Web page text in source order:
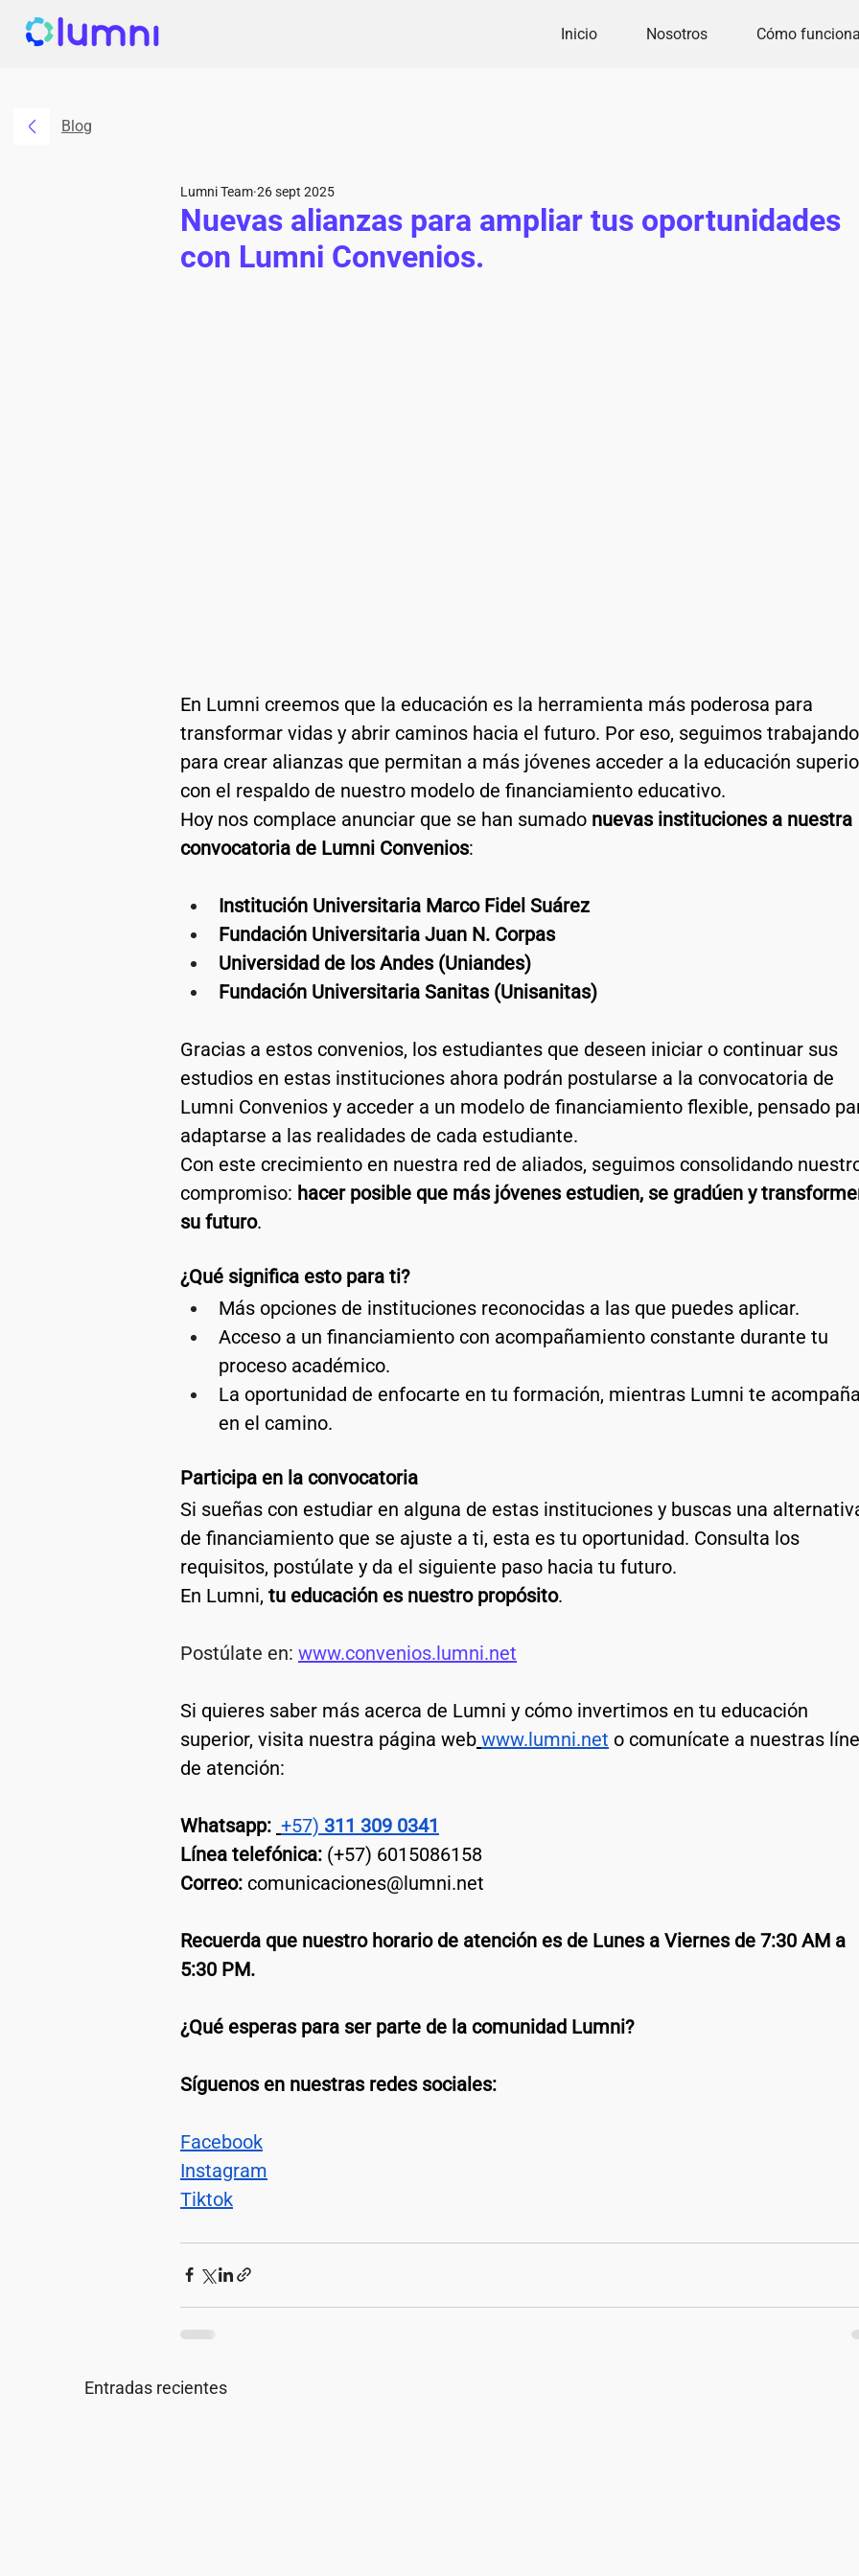
Inicio Nosotros Cómo
Blog
Nuevas alianzas para ampliar tus oportunidades
con Lumni Convenios.
Lumni Team 26 sept 2025
En Lumni creemos que la educación es la herramienta más poderosa para
transformar vidas y abrir caminos hacia el futuro. Por eso, seguimos
para crear alianzas que permitan a más jóvenes acceder a la educación
con el respaldo de nuestro modelo de financiamiento educativo.
Hoy nos complace anunciar que se han sumado nuevas instituciones a nuestra
convocatoria de Lumni Convenios:
Institución Universitaria Marco Fidel Suárez
Fundación Universitaria Juan N. Corpas
Universidad de los Andes (Uniandes)
Fundación Universitaria Sanitas (Unisanitas)
Gracias a estos convenios, los estudiantes que deseen iniciar o continuar sus
estudios en estas instituciones ahora podrán postularse a la convocatoria de
Lumni Convenios y acceder a un modelo de financiamiento flexible, pensado
adaptarse a las realidades de cada estudiante.
Con este crecimiento en nuestra red de aliados, seguimos consolidando
compromiso: hacer posible que más jóvenes estudien, se gradúen y
su futuro.
¿Qué significa esto para ti?
Más opciones de instituciones reconocidas a las que puedes aplicar.
Acceso a un financiamiento con acompañamiento constante durante tu
proceso académico.
La oportunidad de enfocarte en tu formación, mientras Lumni te
en el camino.
Participa en la convocatoria
Si sueñas con estudiar en alguna de estas instituciones y buscas una
de financiamiento que se ajuste a ti, esta es tu oportunidad. Consulta los
requisitos, postúlate y da el siguiente paso hacia tu futuro.
En Lumni, tu educación es nuestro propósito.
Postúlate en: www.convenios.lumni.net
Si quieres saber más acerca de Lumni y cómo invertimos en tu educación
superior, visita nuestra página web www.lumni.net o comunícate a nuestras
de atención:
Whatsapp: +57) 311 309 0341
Línea telefónica: (+57) 6015086158
Correo: comunicaciones@lumni.net
Recuerda que nuestro horario de atención es de Lunes a Viernes de 7:30 AM a
5:30 PM.
¿Qué esperas para ser parte de la comunidad Lumni?
Síguenos en nuestras redes sociales:
Facebook
Instagram
Tiktok
Entradas recientes